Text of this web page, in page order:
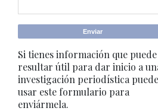
Si tienes información que puede
resultar útil para dar inicio a
investigación periodística
usar este formulario para
enviármela.